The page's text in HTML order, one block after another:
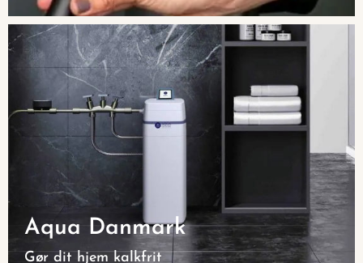
Aqua Danmark
Gør dit hjem kalkfrit